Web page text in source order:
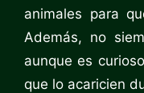
animales para
Además, no
aunque es
que lo acaricien